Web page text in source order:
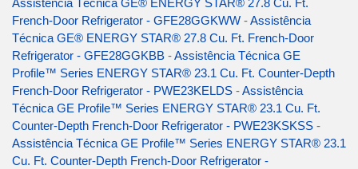
Assistência Técnica GE® ENERGY STAR® 27.8 Cu. Ft.
French-Door Refrigerator - GFE28GGKWW -Assistência
Técnica GE® ENERGY STAR® 27.8 Cu. Ft. French-Door
Refrigerator - GFE28GGKBB -Assistência Técnica GE
Profile™ Series ENERGY STAR® 23.1 Cu. Ft. Counter-Depth
French-Door Refrigerator - PWE23KELDS -Assistência
Técnica GE Profile™ Series ENERGY STAR® 23.1 Cu. Ft.
Counter-Depth French-Door Refrigerator - PWE23KSKSS -
Assistência Técnica GE Profile™ Series ENERGY STAR® 23.1
Cu. Ft. Counter-Depth French-Door Refrigerator -